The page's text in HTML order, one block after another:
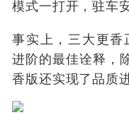
模式一打开，驻车
事实上，三大更
进阶的最佳诠释，
香版还实现了品质